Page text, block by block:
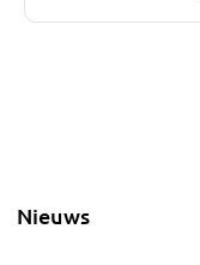
Nieuws